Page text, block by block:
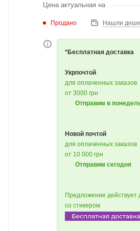
Цена актуальная на
Продано Нашли
*Бесплатная доставка
Укрпочтой
для оплаченных заказов
от 3000 грн
Отправим в
Новой почтой
для оплаченных заказов
от 10 000 грн
Отправим сегодня
Предложение действует
со стикером